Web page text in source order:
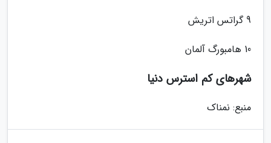
9 گراتس اتریش
10 هامبورگ آلمان
شهرهای کم استرس دنیا
منبع: نمناک